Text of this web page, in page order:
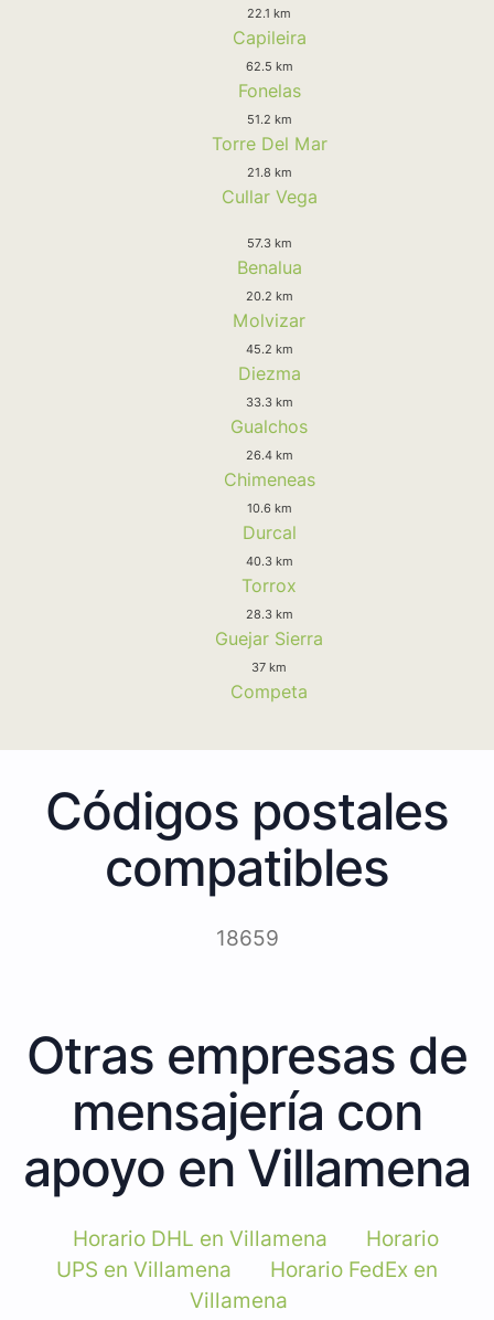
22.1 km
Capileira
62.5 km
Fonelas
51.2 km
Torre Del Mar
21.8 km
Cullar Vega
57.3 km
Benalua
20.2 km
Molvizar
45.2 km
Diezma
33.3 km
Gualchos
26.4 km
Chimeneas
10.6 km
Durcal
40.3 km
Torrox
28.3 km
Guejar Sierra
37 km
Competa
Códigos postales
compatibles
18659
Otras empresas de
mensajería con
apoyo en Villamena
Horario DHL en Villamena
Horario
UPS en Villamena
Horario FedEx en
Villamena